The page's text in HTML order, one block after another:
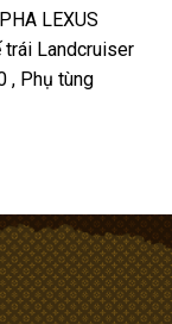
LEXUS
Landcruiser
, Phụ tùng